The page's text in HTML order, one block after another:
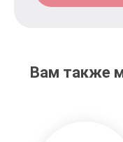
Вам также